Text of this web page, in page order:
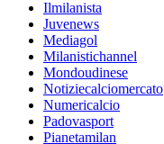
Ilmilanista
Juvenews
Mediagol
Milanistichannel
Mondoudinese
Notiziecalciomercato
Numericalcio
Padovasport
Pianetamilan